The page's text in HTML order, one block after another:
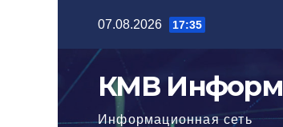
содержимому
07.08.2026 17:35
КМВ Информ
Информационная сеть